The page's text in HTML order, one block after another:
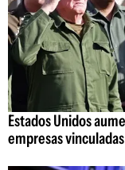
Estados Unidos
empresas